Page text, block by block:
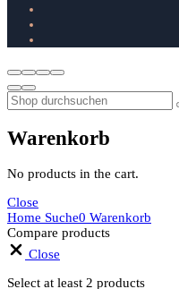
Warenkorb
No products in the cart.
Close
Home Suche0 Warenkorb
Compare products
Close
Select at least 2 products